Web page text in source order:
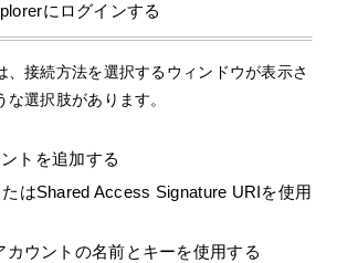
にログインする
、接続方法を選択するウィンドウが表示さ
選択肢があります。
トを追加する
はShared Access Signature URIを使用
カウントの名前とキーを使用する